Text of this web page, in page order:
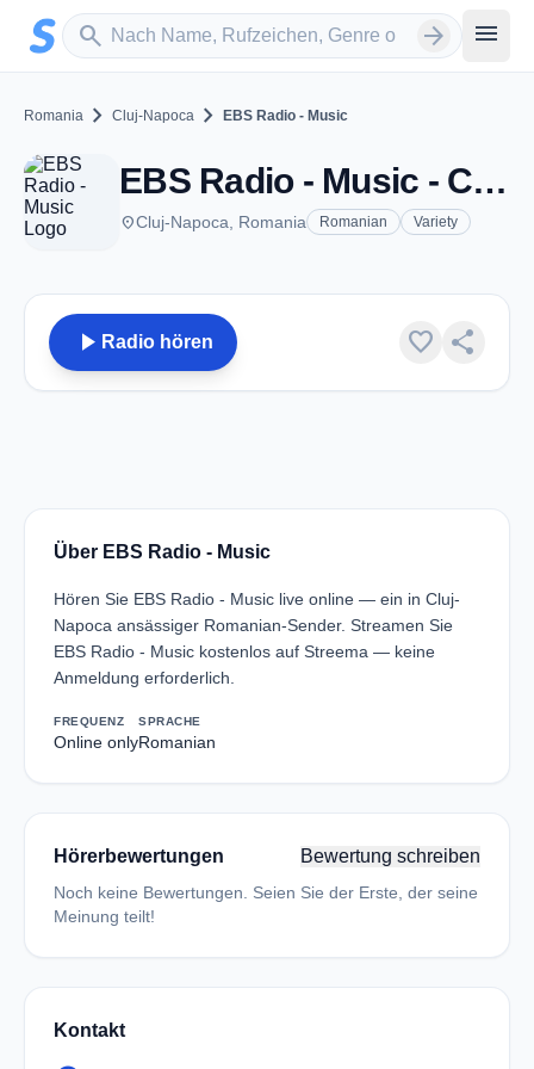
Zum Hauptinhalt springen
search
Sender suchen arrow_forward menu
Romania chevron_right Cluj-Napoca chevron_right EBS Radio - Music
EBS Radio - Music - Cluj-Napoca
placeCluj-Napoca, Romania Romanian Variety
play_arrow Radio hören favorite share
Über EBS Radio - Music
Hören Sie EBS Radio - Music live online — ein in Cluj-
Napoca ansässiger Romanian-Sender. Streamen Sie
EBS Radio - Music kostenlos auf Streema — keine
Anmeldung erforderlich.
FREQUENZ
Online only
SPRACHE
Romanian
Hörerbewertungen Bewertung schreiben
Noch keine Bewertungen. Seien Sie der Erste, der seine
Meinung teilt!
Kontakt